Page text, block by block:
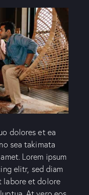
dolores et ea
sea takimata
Lorem ipsum
elitr, sed diam
labore et dolore